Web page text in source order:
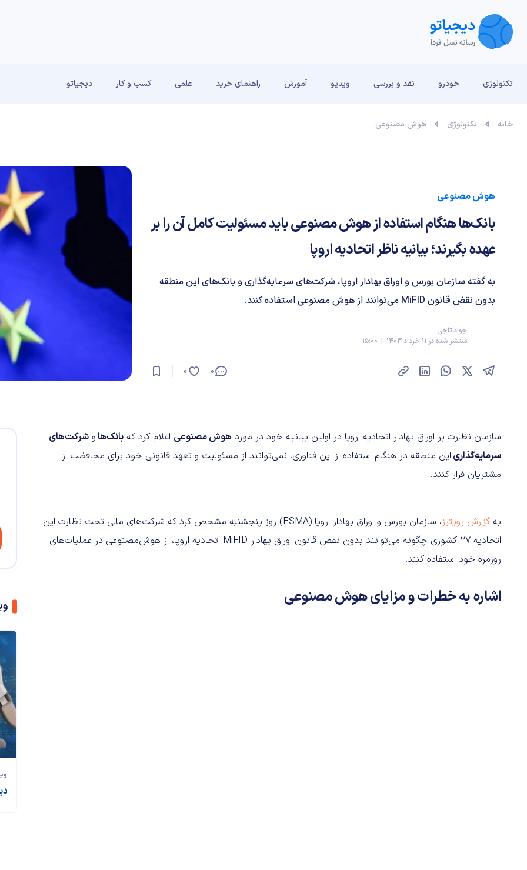
تکنولوژی خودرو نقد و بررسی‌ ویدیو آموزش راهنمای خرید علمی کسب و کار دیجیاتو
خانه تکنولوژی هوش مصنوعی
هوش مصنوعی
بانک‌ها هنگام استفاده از هوش مصنوعی باید مسئولیت کامل آن را بر
عهده بگیرند؛ بیانیه ناظر اتحادیه اروپا
به گفته سازمان بورس و اوراق بهادار اروپا، شرکت‌های سرمایه‌گذاری و بانک‌های این منطقه
بدون نقض قانون MiFID می‌توانند از هوش مصنوعی استفاده کنند.
جواد تاجی
منتشر شده در 11 خرداد 1403 | 15:00
0
0
سازمان نظارت بر اوراق بهادار اتحادیه اروپا در اولین بیانیه خود در مورد هوش مصنوعی اعلام کرد که بانک‌هاو شرکت‌های
سرمایه‌گذاری این منطقه در هنگام استفاده از این فناوری، نمی‌توانند از مسئولیت و تعهد قانونی خود برای محافظت از
مشتریان فرار کنند.
به گزارش رویترز
، سازمان بورس و اوراق بهادار اروپا (ESMA) روز پنجشنبه مشخص کرد که شرکت‌های مالی تحت نظارت این
اتحادیه 27 کشوری چگونه می‌توانند بدون نقض قانون اوراق بهادار MiFID اتحادیه اروپا، از هوش‌مصنوعی در عملیات‌های
روزمره خود استفاده کنند.
اشاره به خطرات و مزایای هوش مصنوعی